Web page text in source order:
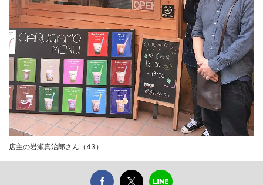
店主の岩瀬真治郎さん（43）